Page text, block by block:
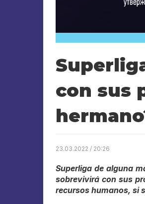
con sus
23.03.2022 / 20:26
Superliga de alguna
sobrevivirá con sus
recursos humanos, si